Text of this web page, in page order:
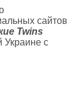
сайтов
Twins
Украине с